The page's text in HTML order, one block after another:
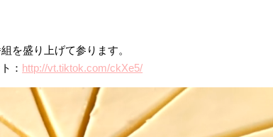
を盛り上げて参ります。
： http://vt.tiktok.com/ckXe5/